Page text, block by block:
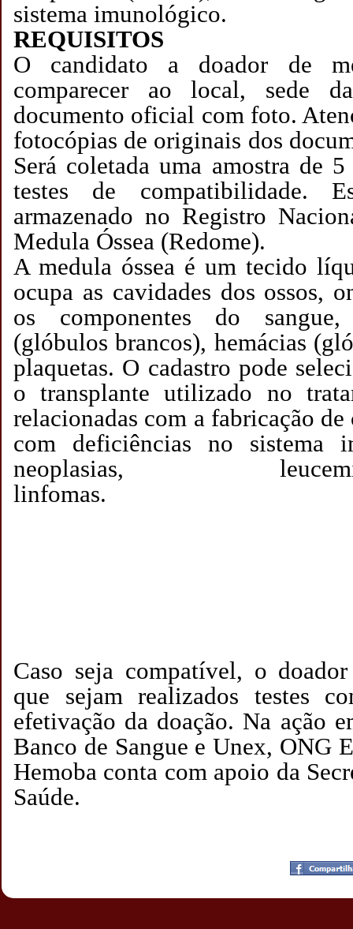
sistema imunológico.
REQUISITOS
O candidato a doador de
comparecer ao local, sede
documento oficial com foto.
fotocópias de originais dos
Será coletada uma amostra de
testes de compatibilidade.
armazenado no Registro
Medula Óssea (Redome).
A medula óssea é um tecido
ocupa as cavidades dos ossos,
os componentes do
(glóbulos brancos), hemácias
plaquetas. O cadastro pode
o transplante utilizado no
relacionadas com a fabricação de
com deficiências no sistema
neoplasias,
linfomas.
Caso seja compatível, o
que sejam realizados testes
efetivação da doação. Na ação
Banco de Sangue e Unex, ONG
Hemoba conta com apoio da
Saúde.
20:36